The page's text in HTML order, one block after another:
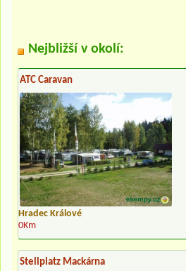
Nejbližší v okolí:
ATC Caravan
Hradec Králové
0Km
Stellplatz Mackárna